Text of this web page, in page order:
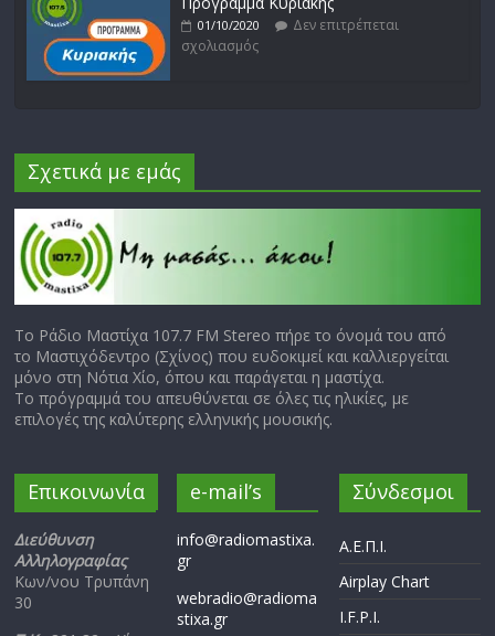
01/10/2020
Δεν επιτρέπεται
σχολιασμός
Σχετικά με εμάς
Το Ράδιο Μαστίχα 107.7 FM Stereo πήρε το όνομά του από
το Μαστιχόδεντρο (Σχίνος) που ευδοκιμεί και καλλιεργείται
μόνο στη Νότια Χίο, όπου και παράγεται η μαστίχα.
Το πρόγραμμά του απευθύνεται σε όλες τις ηλικίες, με
επιλογές της καλύτερης ελληνικής μουσικής.
Επικοινωνία
Διεύθυνση
Αλληλογραφίας
Κων/νου Τρυπάνη
30
e-mail’s
info@radiomastixa.
gr
webradio@radioma
stixa.gr
Σύνδεσμοι
Α.Ε.Π.Ι.
Airplay Chart
I.F.P.I.